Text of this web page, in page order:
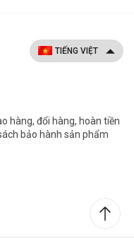
hàng, đổi hàng, hoàn tiền
bảo hành sản phẩm